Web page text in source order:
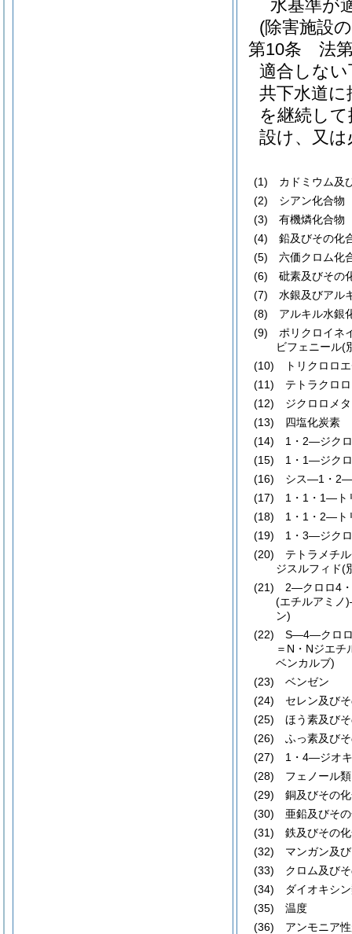
水基準が
(除害施設
第10条
法
適合しない
共下水道
を継続し
設け、又
(1) カドミウム及
(2) シアン化合物
(3) 有機燐化合物
(4) 鉛及びその化
(5) 六価クロム化
(6) 砒素及びその
(7) 水銀及びアル
(8) アルキル水銀
(9) ポリクロイネ
ビフェニール(
(10) トリクロロエ
(11) テトラクロロ
(12) ジクロロメ
(13) 四塩化炭素
(14) 1・2―ジクロ
(15) 1・1―ジクロ
(16) シス―1・2―
(17) 1・1・1―ト
(18) 1・1・2―ト
(19) 1・3―ジクロ
(20) テトラメチル
ジスルフィド(
(21) 2―クロロ4・
(エチルアミノ)
ン)
(22) S―4―クロロ
＝N・Nジエチ
ベンカルブ)
(23) ベンゼン
(24) セレン及びそ
(25) ほう素及びそ
(26) ふっ素及びそ
(27) 1・4―ジオ
(28) フェノール類
(29) 銅及びその化
(30) 亜鉛及びその
(31) 鉄及びその化
(32) マンガン及び
(33) クロム及びそ
(34) ダイオキシ
(35) 温度
(36) アンモニア性